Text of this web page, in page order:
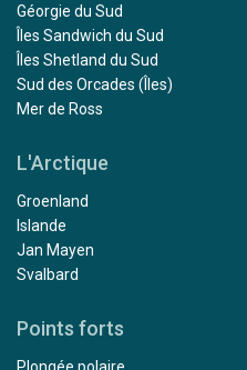
Géorgie du Sud
Îles Sandwich du Sud
Îles Shetland du Sud
Sud des Orcades (Îles)
Mer de Ross
L'Arctique
Groenland
Islande
Jan Mayen
Svalbard
Points forts